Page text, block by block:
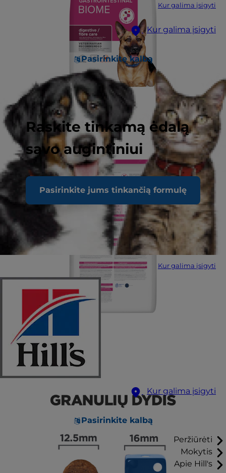
Kur galima įsigyti
Kur galima įsigyti
Pasirinkite kalbą
Raskite tinkamą ėdalą
savo augintiniui
Pasirinkite jums tinkančią formulę
Kur galima įsigyti
Kur galima įsigyti
Pasirinkite kalbą
Peržiūrėti
Mokytis
Apie Hill's